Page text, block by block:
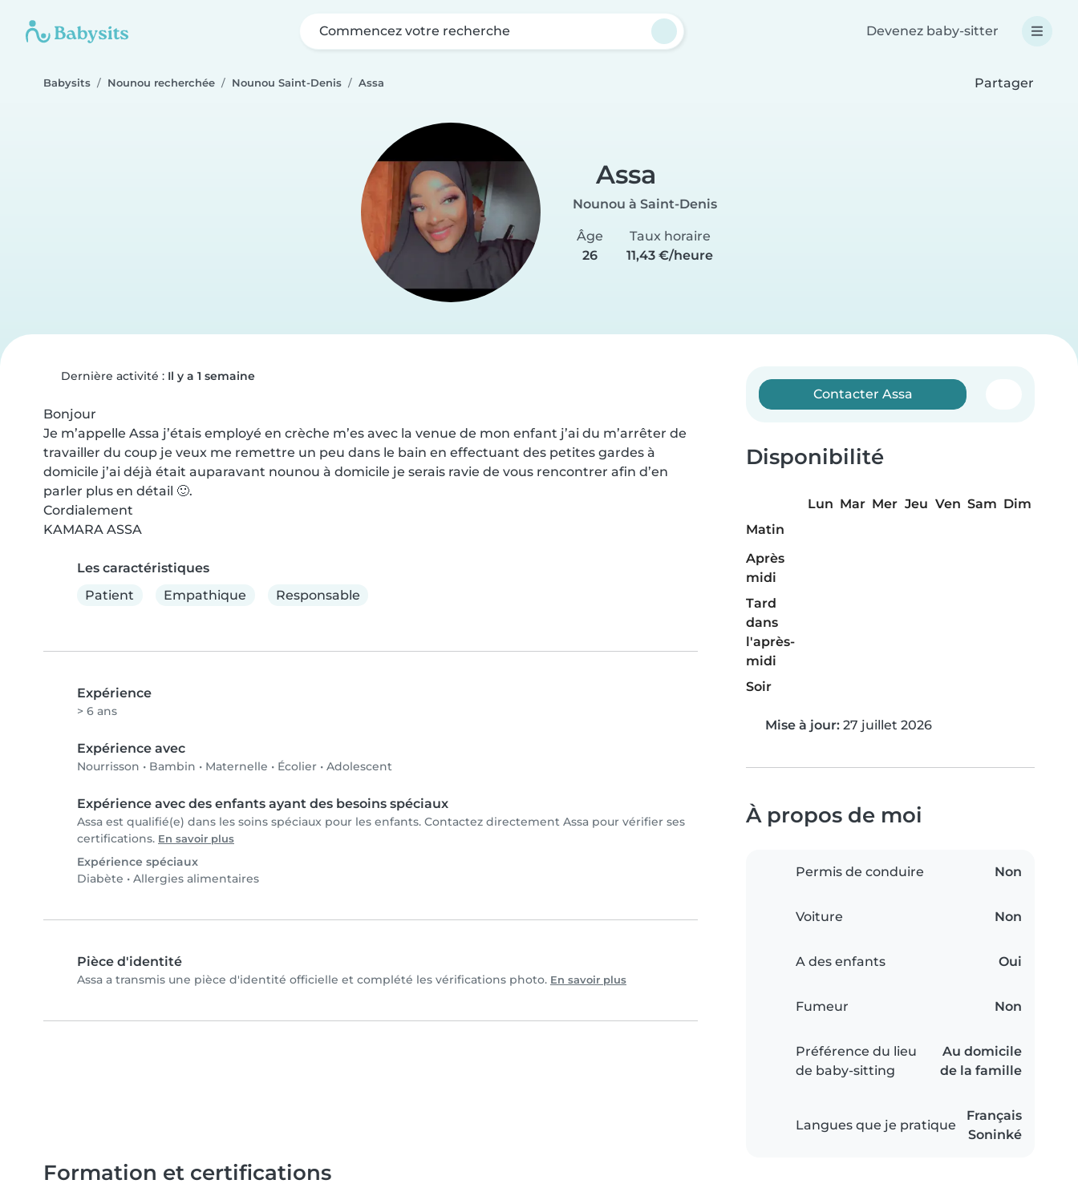
Commencez votre recherche Devenez baby-sitter
Babysits Nounou recherchée Nounou Saint-Denis Assa Partager
Assa
Nounou à Saint-Denis
Âge
26
Taux horaire
11,43 €/heure
Dernière activité : Il y a 1 semaine
Bonjour
Je m’appelle Assa j’étais employé en crèche m’es avec la venue de mon enfant j’ai du m’arrêter de
travailler du coup je veux me remettre un peu dans le bain en effectuant des petites gardes à
domicile j’ai déjà était auparavant nounou à domicile je serais ravie de vous rencontrer afin d’en
parler plus en détail 🙂.
Cordialement
KAMARA ASSA
Les caractéristiques
Patient
Empathique Responsable
Expérience
> 6 ans
Expérience avec
Nourrisson • Bambin • Maternelle • Écolier • Adolescent
Expérience avec des enfants ayant des besoins spéciaux
Assa est qualifié(e) dans les soins spéciaux pour les enfants. Contactez directement Assa pour vérifier ses
certifications. En savoir plus
Expérience spéciaux
Diabète • Allergies alimentaires
Pièce d'identité
Assa a transmis une pièce d'identité officielle et complété les vérifications photo. En savoir plus
Contacter Assa
Disponibilité
Lun Mar Mer Jeu Ven Sam Dim
Matin
Après
midi
Tard
dans
l'après-
midi
Soir
Mise à jour: 27 juillet 2026
À propos de moi
Permis de conduire Non
Voiture Non
A des enfants Oui
Fumeur Non
Préférence du lieu
de baby-sitting
Au domicile
de la famille
Langues que je pratique
Français
Soninké
Formation et certifications